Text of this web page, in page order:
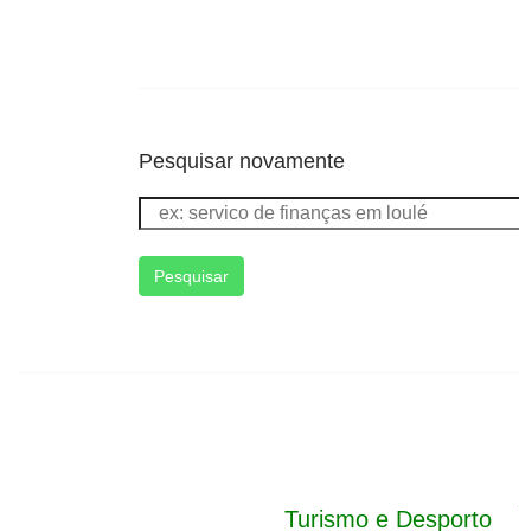
Pesquisar novamente
Pesquisar
Turismo e Desporto